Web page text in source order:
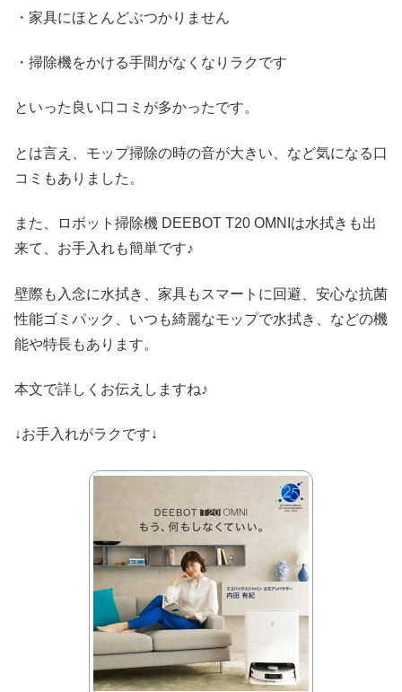
・家具にほとんどぶつかりません
・掃除機をかける手間がなくなりラクです
といった良い口コミが多かったです。
とは言え、モップ掃除の時の音が大きい、など気になる口
コミもありました。
また、ロボット掃除機 DEEBOT T20 OMNIは水拭きも出
来て、お手入れも簡単です♪
壁際も入念に水拭き、家具もスマートに回避、安心な抗菌
性能ゴミパック、いつも綺麗なモップで水拭き、などの機
能や特長もあります。
本文で詳しくお伝えしますね♪
↓お手入れがラクです↓